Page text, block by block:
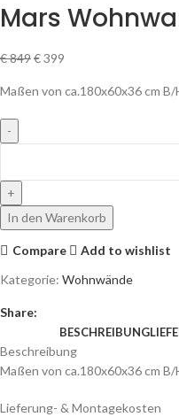
Mars
€849€399
Maßen von ca.180x60x36 cm
In den Warenkorb
Compare
Add to wishlist
Kategorie: Wohnwände
Share:
BESCHREIBUNG
Beschreibung
Maßen von ca.180x60x36 cm
Lieferung- & Montagekosten